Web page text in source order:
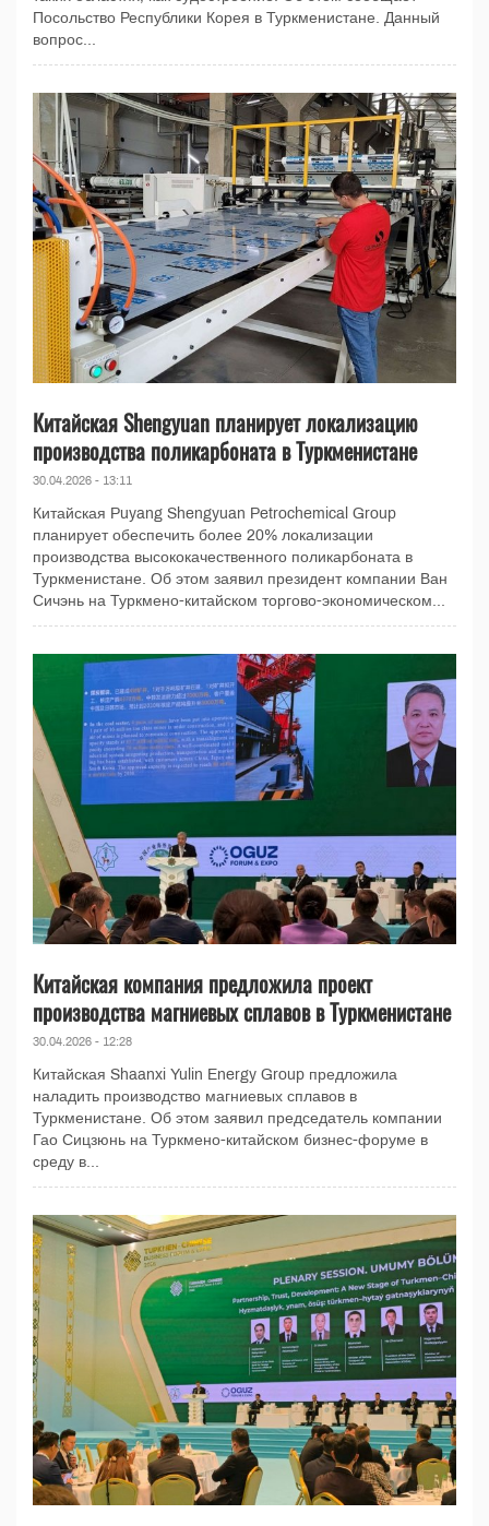
Посольство Республики Корея в Туркменистане. Данный
вопрос...
Китайская Shengyuan планирует локализацию
производства поликарбоната в Туркменистане
30.04.2026 - 13:11
Китайская Puyang Shengyuan Petrochemical Group
планирует обеспечить более 20% локализации
производства высококачественного поликарбоната в
Туркменистане. Об этом заявил президент компании Ван
Сичэнь на Туркмено-китайском торгово-экономическом...
Китайская компания предложила проект
производства магниевых сплавов в Туркменистане
30.04.2026 - 12:28
Китайская Shaanxi Yulin Energy Group предложила
наладить производство магниевых сплавов в
Туркменистане. Об этом заявил председатель компании
Гао Сицзюнь на Туркмено-китайском бизнес-форуме в
среду в...